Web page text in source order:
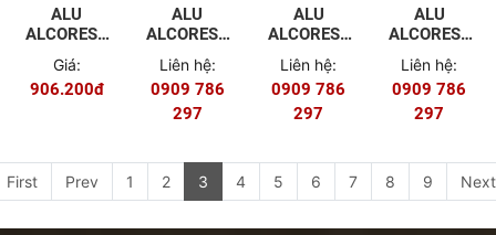
ALU
ALCOREST
NGOÀI
TRỜI PVDF
EV3010
Giá:
906.200đ
ALU
ALCOREST
NGOÀI
TRỜI PVDF
EV3005
MÀU NHỦ
Liên hệ:
0909 786
297
ALU
ALCOREST
NGOÀI
TRỜI PVDF
EV3002
MÀU
Liên hệ:
0909 786
297
ALU
ALCOREST
NGOÀI
TRỜI PVDF
EV3001
MÀU XÁM
Liên hệ:
0909 786
297
First Prev 1 2 3 4 5 6 7 8 9 Next